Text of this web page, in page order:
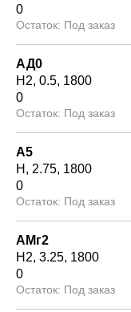
0
Под заказ
АД0
Н2 0.5 1800
0
Под заказ
А5
Н
2.75 1800
0
Под заказ
АМг2
Н2 3.25 1800
0
Под заказ